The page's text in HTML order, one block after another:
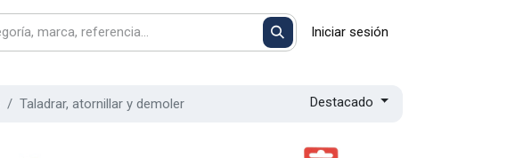
Iniciar sesión
Taladrar, atornillar y demoler Destacado